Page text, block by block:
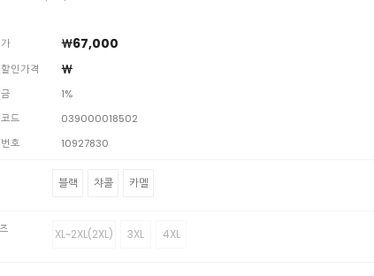
￦67,000
인가격 ￦
1%
드
039000018502
호
10927830
블랙 챠콜 카멜
XL~2XL(2XL) 3XL 4XL